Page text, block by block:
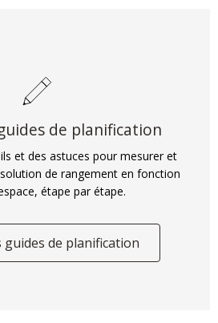
de planification
et des astuces pour mesurer et
de rangement en fonction
étape par étape.
guides de planification